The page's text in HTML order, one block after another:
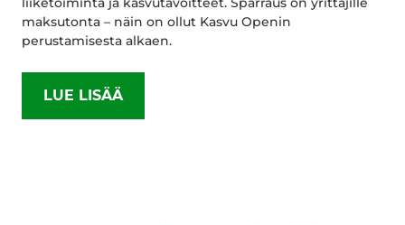
maksutonta – näin on ollut Kasvu Openin
perustamisesta alkaen.
LUE LISÄÄ